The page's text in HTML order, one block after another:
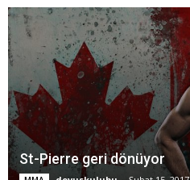
St-Pierre geri dönüyor